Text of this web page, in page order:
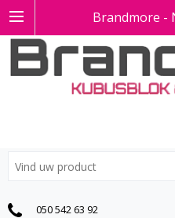
Brandmore -
050 542 63 92